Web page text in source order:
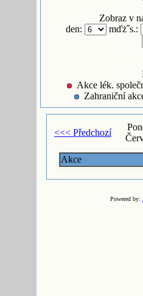
Zobraz v
den:
mďż˝s.:
Akce lék.
Zahraniční
<<< Předchozí
Akce
Powered by: